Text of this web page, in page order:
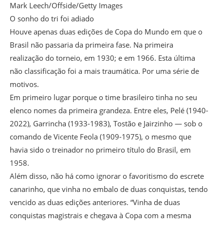
Mark Leech/Offside/Getty Images
O sonho do tri foi adiado
Houve apenas duas edições de Copa do Mundo em que o
Brasil não passaria da primeira fase. Na primeira
realização do torneio, em 1930; e em 1966. Esta última
não classificação foi a mais traumática. Por uma série de
motivos.
Em primeiro lugar porque o time brasileiro tinha no seu
elenco nomes da primeira grandeza. Entre eles, Pelé (1940-
2022), Garrincha (1933-1983), Tostão e Jairzinho — sob o
comando de Vicente Feola (1909-1975), o mesmo que
havia sido o treinador no primeiro título do Brasil, em
1958.
Além disso, não há como ignorar o favoritismo do escrete
canarinho, que vinha no embalo de duas conquistas, tendo
vencido as duas edições anteriores. “Vinha de duas
conquistas magistrais e chegava à Copa com a mesma